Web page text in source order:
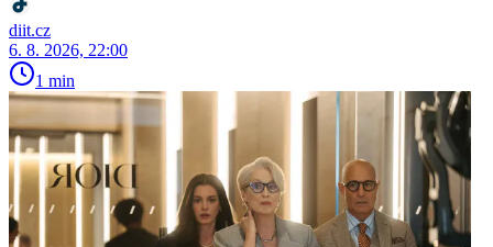
diit.cz
6. 8. 2026, 22:00
1 min